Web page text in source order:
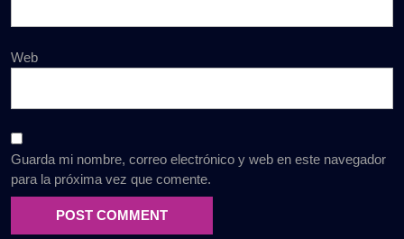
Web
Guarda mi nombre, correo electrónico y web en este navegador
para la próxima vez que comente.